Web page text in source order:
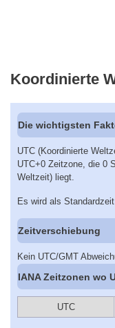
Koordinierte
Die wichtigsten
UTC (Koordinierte
UTC+0 Zeitzone, die 0
Weltzeit) liegt.
Es wird als Standardzeit
Zeitverschiebung
Kein UTC/GMT
IANA Zeitzonen wo
UTC